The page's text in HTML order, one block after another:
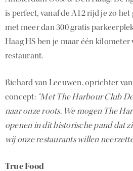
is perfect, vanaf de A12 rijd je zo
met meer dan 300 gratis
Haag HS ben je maar één
restaurant.
Richard van Leeuwen, oprichter
concept: “Met The Harbour Club
naar onze roots. We mogen The
openen in dit historische pand dat
wij onze restaurants willen
True Food